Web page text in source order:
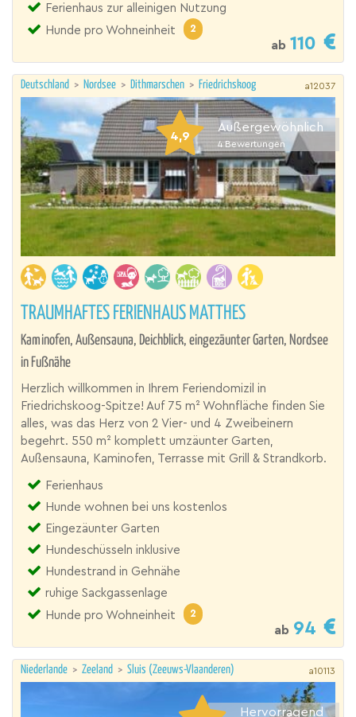
Ferienhaus zur alleinigen Nutzung
Hunde pro Wohneinheit
2
ab 110
Deutschland > Nordsee > Dithmarschen > Friedrichskoog a12037
4,9
Außergewöhnlich
4 Bewertungen
TRAUMHAFTES FERIENHAUS MATTHES
Kaminofen, Außensauna, Deichblick, eingezäunter Garten, Nordsee
in Fußnähe
Herzlich willkommen in Ihrem Feriendomizil in
Friedrichskoog-Spitze! Auf 75 m² Wohnfläche finden Sie
alles, was das Herz von 2 Vier- und 4 Zweibeinern
begehrt. 550 m² komplett umzäunter Garten,
Außensauna, Kaminofen, Terrasse mit Grill & Strandkorb.
Ferienhaus
Hunde wohnen bei uns kostenlos
Eingezäunter Garten
Hundeschüsseln inklusive
Hundestrand in Gehnähe
ruhige Sackgassenlage
Hunde pro Wohneinheit
2
ab 94
Niederlande > Zeeland > Sluis (Zeeuws-Vlaanderen) a10113
Hervorragend